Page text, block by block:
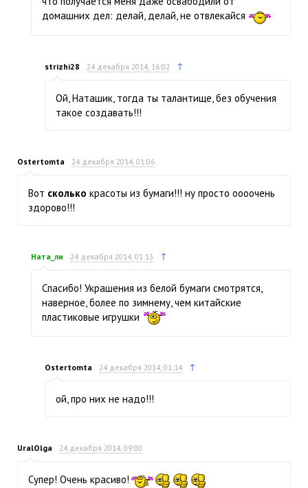
домашних дел: делай, делай, не отвлекайся
strizhi28 24 декабря 2014, 16:02 ↑
Ой, Наташик, тогда ты талантище, без обучения
такое создавать!!!
Ostertomta 24 декабря 2014, 01:06
Вот сколько красоты из бумаги!!! ну просто оооочень
здорово!!!
Ната_ли 24 декабря 2014, 01:13 ↑
Спасибо! Украшения из белой бумаги смотрятся,
наверное, более по зимнему, чем китайские
пластиковые игрушки
Ostertomta 24 декабря 2014, 01:14 ↑
ой, про них не надо!!!
UralOlga 24 декабря 2014, 09:00
Супер! Очень красиво!